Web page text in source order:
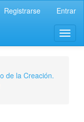
Registrarse Entrar
de la Creación.